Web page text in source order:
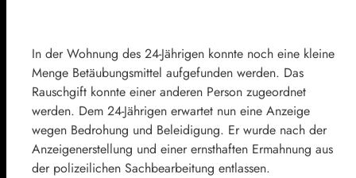
In der Wohnung des 24-Jährigen konnte noch eine kleine
Menge Betäubungsmittel aufgefunden werden. Das
Rauschgift konnte einer anderen Person zugeordnet
werden. Dem 24-Jährigen erwartet nun eine Anzeige
wegen Bedrohung und Beleidigung. Er wurde nach der
Anzeigenerstellung und einer ernsthaften Ermahnung aus
der polizeilichen Sachbearbeitung entlassen.